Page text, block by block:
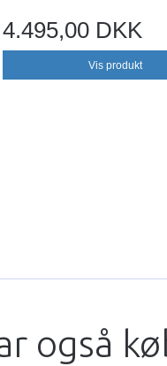
4.495,00 DKK
Vis produkt
også